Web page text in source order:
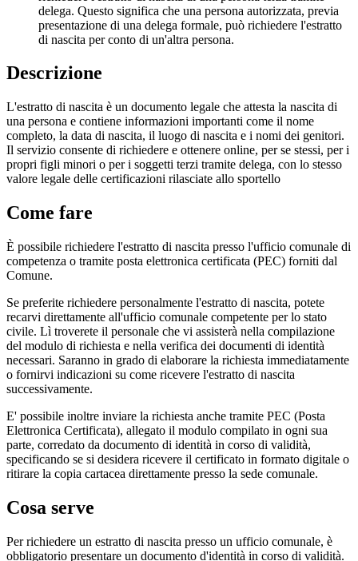
delega. Questo significa che una persona autorizzata, previa
presentazione di una delega formale, può richiedere l'estratto
di nascita per conto di un'altra persona.
Descrizione
L'estratto di nascita è un documento legale che attesta la nascita di
una persona e contiene informazioni importanti come il nome
completo, la data di nascita, il luogo di nascita e i nomi dei genitori.
Il servizio consente di richiedere e ottenere online, per se stessi, per i
propri figli minori o per i soggetti terzi tramite delega, con lo stesso
valore legale delle certificazioni rilasciate allo sportello
Come fare
È possibile richiedere l'estratto di nascita presso l'ufficio comunale di
competenza o tramite posta elettronica certificata (PEC) forniti dal
Comune.
Se preferite richiedere personalmente l'estratto di nascita, potete
recarvi direttamente all'ufficio comunale competente per lo stato
civile. Lì troverete il personale che vi assisterà nella compilazione
del modulo di richiesta e nella verifica dei documenti di identità
necessari. Saranno in grado di elaborare la richiesta immediatamente
o fornirvi indicazioni su come ricevere l'estratto di nascita
successivamente.
E' possibile inoltre inviare la richiesta anche tramite PEC (Posta
Elettronica Certificata), allegato il modulo compilato in ogni sua
parte, corredato da documento di identità in corso di validità,
specificando se si desidera ricevere il certificato in formato digitale o
ritirare la copia cartacea direttamente presso la sede comunale.
Cosa serve
Per richiedere un estratto di nascita presso un ufficio comunale, è
obbligatorio presentare un documento d'identità in corso di validità.